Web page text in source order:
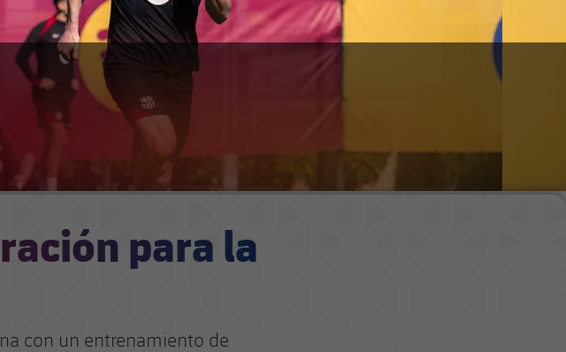
para la
con un entrenamiento de